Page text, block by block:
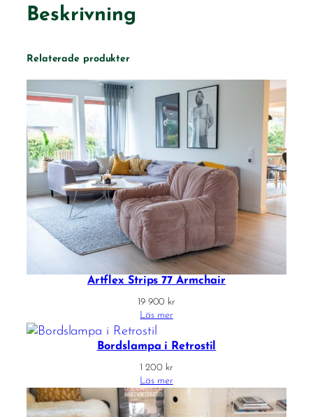
Beskrivning
Relaterade produkter
Artflex Strips 77 Armchair
19 900 kr
Läs mer
Bordslampa i Retrostil
1 200 kr
Läs mer